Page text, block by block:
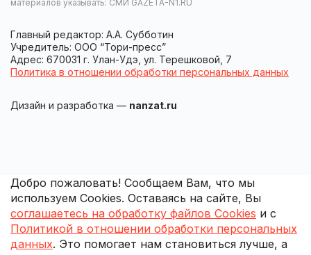
материалов указывать: СМИ GAZETA-N1.RU
Главный редактор: А.А. Субботин
Учредитель: ООО “Тори-пресс”
Адрес: 670031 г. Улан-Удэ, ул. Терешковой, 7
Политика в отношении обработки персональных данных
Дизайн и разработка — nanzat.ru
Добро пожаловать! Сообщаем Вам, что мы
используем Cookies. Оставаясь на сайте, Вы
соглашаетесь на обработку файлов Cookies и с
Политикой в отношении обработки персональных
данных. Это помогает нам становиться лучше, а